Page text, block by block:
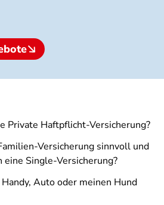
Private Haftpflicht-Versicherung?
Versicherung sinnvoll und
eine Single-Versicherung?
Auto oder meinen Hund